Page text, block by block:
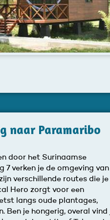
naar Paramaribo
door het Surinaamse
7 verken je de omgeving van
verschillende routes die je
Hero zorgt voor een
langs oude plantages,
Ben je hongerig, overal vind